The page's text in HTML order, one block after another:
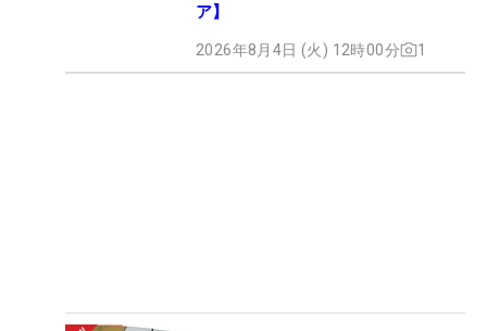
ア】
2026年8月4日 (火) 12時00分 1